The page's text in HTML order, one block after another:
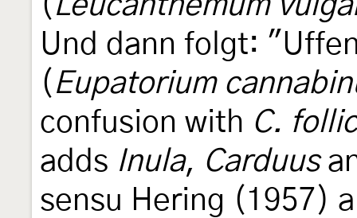
Und dann folgt:
( Eupatorium
confusion with C.
adds Inula, Carduus
sensu Hering (1957)